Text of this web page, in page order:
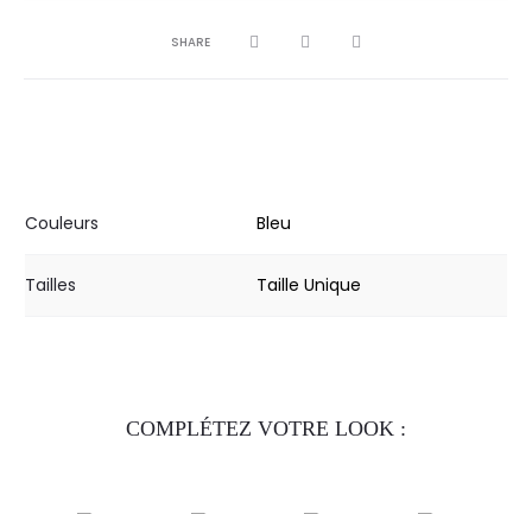
SHARE
Couleurs Bleu
Tailles Taille Unique
COMPLÉTEZ VOTRE LOOK :